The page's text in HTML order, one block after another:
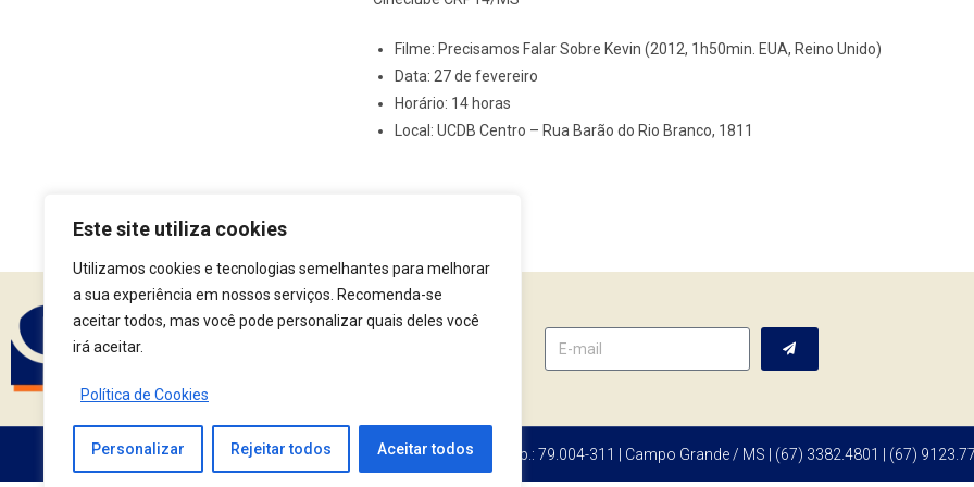
Este site utiliza cookies
Utilizamos cookies e tecnologias semelhantes para melhorar
a sua experiência em nossos serviços. Recomenda-se
aceitar todos, mas você pode personalizar quais deles você
irá aceitar.
Política de Cookies
Personalizar Rejeitar todos Aceitar todos
Filme: Precisamos Falar Sobre Kevin (2012, 1h50min. EUA, Reino Unido)
Data: 27 de fevereiro
Horário: 14 horas
Local: UCDB Centro – Rua Barão do Rio Branco, 1811
Av. Fernando Corrêa da Costa, 2044 | Cep.: 79.004-311 | Campo Grande / MS | (67) 3382.4801 | (67)